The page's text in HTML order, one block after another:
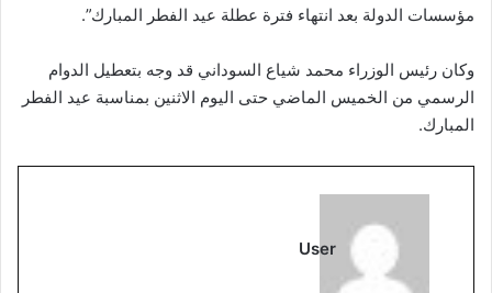
مؤسسات الدولة بعد انتهاء فترة عطلة عيد الفطر المبارك”.
وكان رئيس الوزراء محمد شياع السوداني قد وجه بتعطيل الدوام
الرسمي من الخميس الماضي حتى اليوم الاثنين بمناسبة عيد الفطر
المبارك.
User